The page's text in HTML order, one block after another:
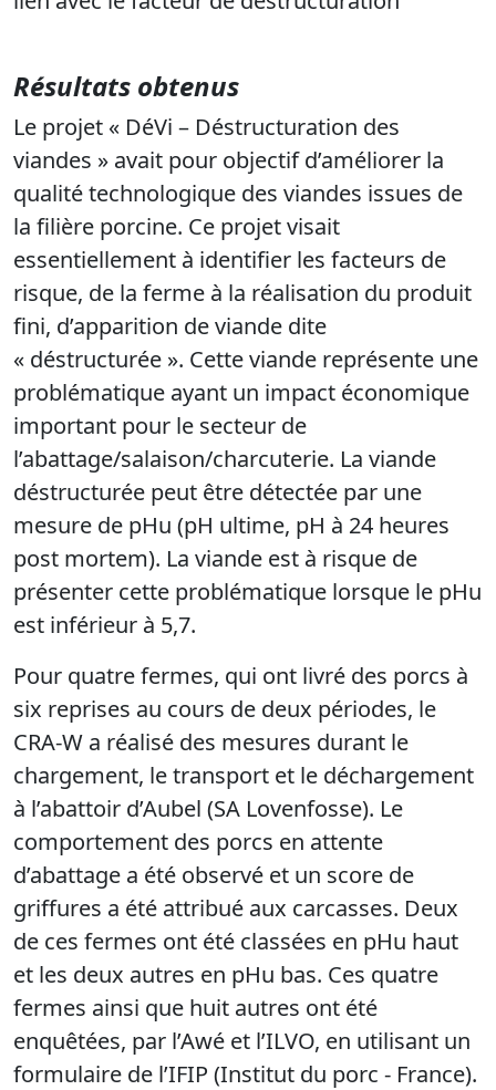
Résultats obtenus
Le projet « DéVi – Déstructuration des
viandes » avait pour objectif d’améliorer la
qualité technologique des viandes issues de
la filière porcine. Ce projet visait
essentiellement à identifier les facteurs de
risque, de la ferme à la réalisation du produit
fini, d’apparition de viande dite
« déstructurée ». Cette viande représente une
problématique ayant un impact économique
important pour le secteur de
l’abattage/salaison/charcuterie. La viande
déstructurée peut être détectée par une
mesure de pHu (pH ultime, pH à 24 heures
post mortem). La viande est à risque de
présenter cette problématique lorsque le pHu
est inférieur à 5,7.
Pour quatre fermes, qui ont livré des porcs à
six reprises au cours de deux périodes, le
CRA-W a réalisé des mesures durant le
chargement, le transport et le déchargement
à l’abattoir d’Aubel (SA Lovenfosse). Le
comportement des porcs en attente
d’abattage a été observé et un score de
griffures a été attribué aux carcasses. Deux
de ces fermes ont été classées en pHu haut
et les deux autres en pHu bas. Ces quatre
fermes ainsi que huit autres ont été
enquêtées, par l’Awé et l’ILVO, en utilisant un
formulaire de l’IFIP (Institut du porc - France).